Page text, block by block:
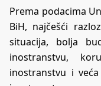
Prema podacima
BiH, najčešći
situacija, bolja
inostranstvu,
inostranstvu i